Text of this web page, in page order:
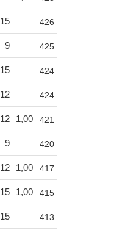
15 426
9 425
15 424
12 424
12 1,00 421
9 420
12 1,00 417
15 1,00 415
15 413